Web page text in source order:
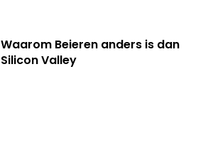
Waarom Beieren anders is dan
Silicon Valley